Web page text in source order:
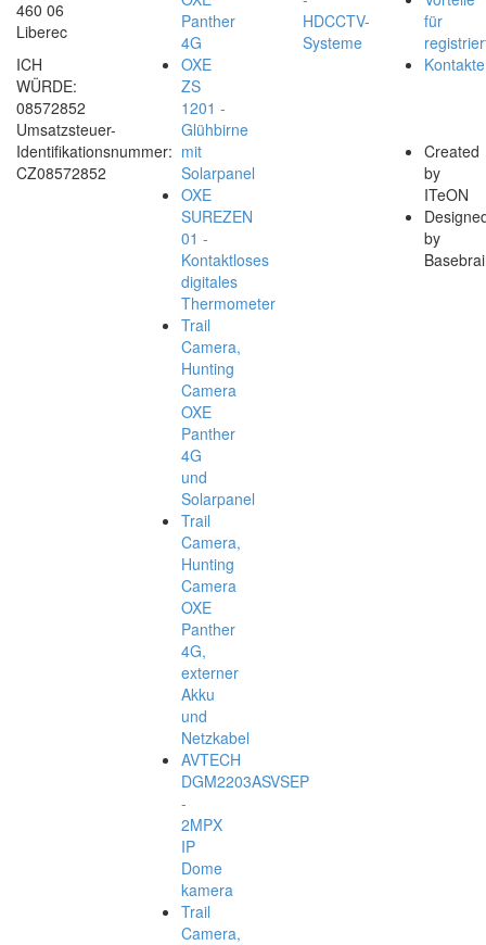
460 06
Liberec
ICH
WÜRDE:
08572852
Umsatzsteuer-
Identifikationsnummer:
CZ08572852
Panther
4G
OXE
ZS
1201 -
Glühbirne
mit
Solarpanel
OXE
SUREZEN
01 -
Kontaktloses
digitales
Thermometer
Trail
Camera,
Hunting
Camera
OXE
Panther
4G
und
Solarpanel
Trail
Camera,
Hunting
Camera
OXE
Panther
4G,
externer
Akku
und
Netzkabel
AVTECH
DGM2203ASVSEP
-
2MPX
IP
Dome
kamera
Trail
Camera,
HDCCTV-
Systeme
für
Kontakte
Created
by
ITeON
by